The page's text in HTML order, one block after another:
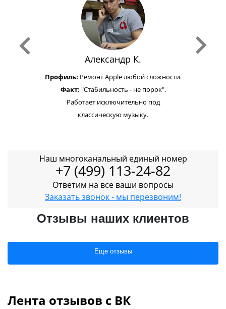
Александр К.
Профиль: Ремонт Apple любой сложности.
Факт: "Стабильность - не порок".
Работает исключительно под
классическую музыку.
Наш многоканальный единый номер
+7 (499) 113-24-82
Ответим на все ваши вопросы
Заказать звонок - мы перезвоним!
Отзывы наших клиентов
Еще отзывы
Лента отзывов с ВК